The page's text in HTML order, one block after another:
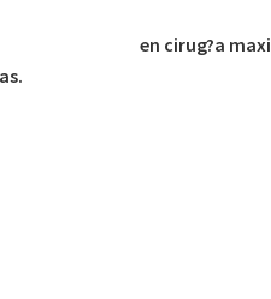
en cirug?a